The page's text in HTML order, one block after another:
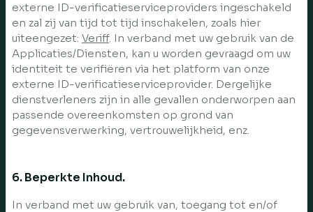
externe ID-verificatieserviceproviders ingeschakeld
en zal zij van tijd tot tijd inschakelen, zoals hier
uiteengezet: Veriff. In verband met uw gebruik van de
Applicaties/Diensten, kan u worden gevraagd om uw
identiteit te verifiëren via het platform van onze
externe ID-verificatieserviceprovider. Dergelijke
dienstverleners zijn in alle gevallen onderworpen aan
passende overeenkomsten op grond van
gegevensverwerking, vertrouwelijkheid, enz.
6. Beperkte Inhoud.
In verband met uw gebruik van, toegang tot en/of